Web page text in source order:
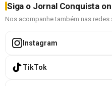
Siga o Jornal Conquista
Nos acompanhe também nas redes
Instagram
TikTok